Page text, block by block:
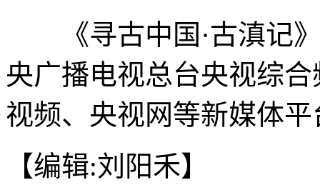
《寻古中国·古滇记》
央广播电视总台央视综
视频、央视网等新媒体
【编辑:刘阳禾】